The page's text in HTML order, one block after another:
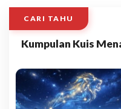
CARI TAHU
Kumpulan Kuis